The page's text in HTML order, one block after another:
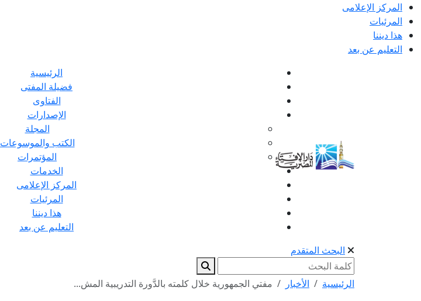
المركز الإعلامى
المرئيات
هذا ديننا
التعليم عن بعد
الرئيسية
فضيلة المفتى
الفتاوى
الإصدارات
المجلة
الكتب والموسوعات
المؤتمرات
الخدمات
المركز الإعلامى
المرئيات
هذا ديننا
التعليم عن بعد
البحث المتقدم
الرئيسية الأخبار
مفتي الجمهورية خلال كلمته بالدَّورة التدريبية المش...